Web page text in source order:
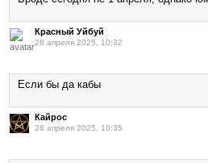
Красный Уйбуй
28 апреля 2025, 10:32
Если бы да кабы
Кайрос
28 апреля 2025, 10:35